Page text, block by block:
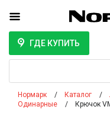
ГДЕ КУПИТЬ
Нормарк Каталог
Одинарные
Крючок